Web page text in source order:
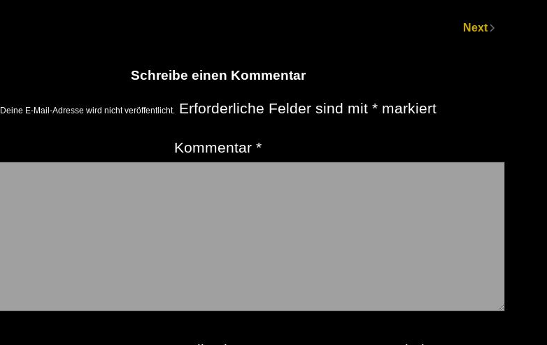
Next
Schreibe einen Kommentar
Deine E-Mail-Adresse wird nicht veröffentlicht. Erforderliche Felder sind mit *markiert
Kommentar*